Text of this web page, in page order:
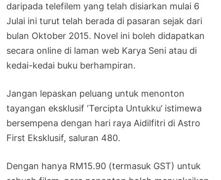
daripada telefilem yang telah disiarkan mulai 6
Julai ini turut telah berada di pasaran sejak dari
bulan Oktober 2015. Novel ini boleh didapatkan
secara online di laman web Karya Seni atau di
kedai-kedai buku berhampiran.
Jangan lepaskan peluang untuk menonton
tayangan eksklusif ‘Tercipta Untukku’ istimewa
bersempena dengan hari raya Aidilfitri di Astro
First Eksklusif, saluran 480.
Dengan hanya RM15.90 (termasuk GST) untuk